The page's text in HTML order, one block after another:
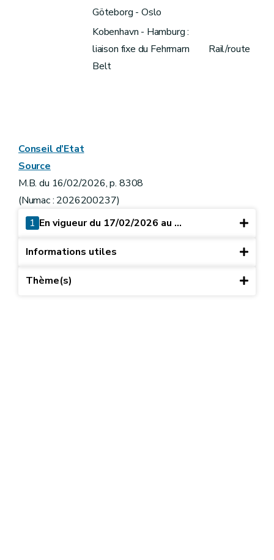
Göteborg - Oslo
Kobenhavn - Hamburg :
liaison fixe du Fehrmarn
Belt
Rail/route
Conseil d’Etat
Source
M.B. du 16/02/2026, p. 8308
(Numac : 2026200237)
1 En vigueur du 17/02/2026 au ...
Informations utiles
Thème(s)